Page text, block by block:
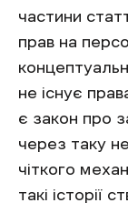
частини
прав на
не існує
є закон про
через таку
чіткого
такі історії